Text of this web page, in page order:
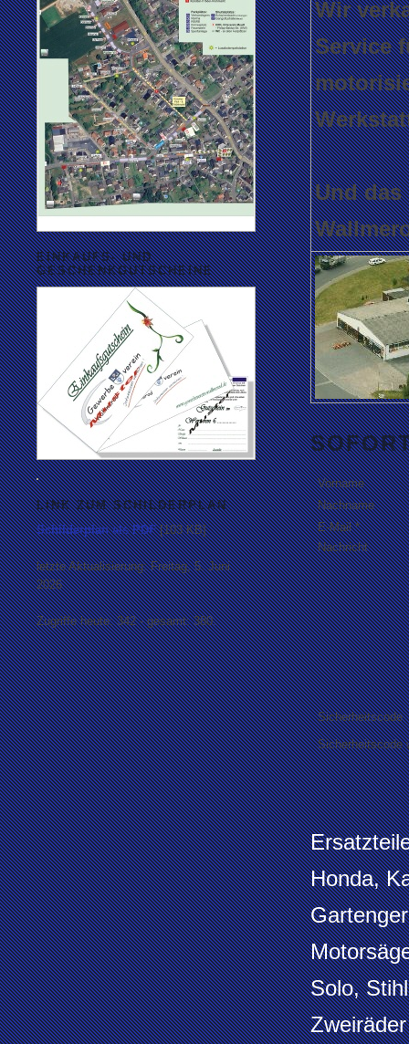
Wir
Service
Und das
Vorname
Nachname
E-Mail *
Nachricht
Sicherheitscode
Sicherheitscode
Honda,
Solo,
Zweiräder
EINKAUFS- UND
GESCHENKGUTSCHEINE
LINK ZUM SCHILDERPLAN
Schilderplan als PDF[103 KB]
letzte Aktualisierung: Freitag, 5. Juni
2026
Zugriffe heute: 342 - gesamt: 380.